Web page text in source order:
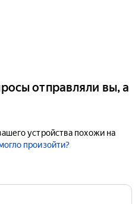
отправляли вы, а
устройства похожи на
произойти?